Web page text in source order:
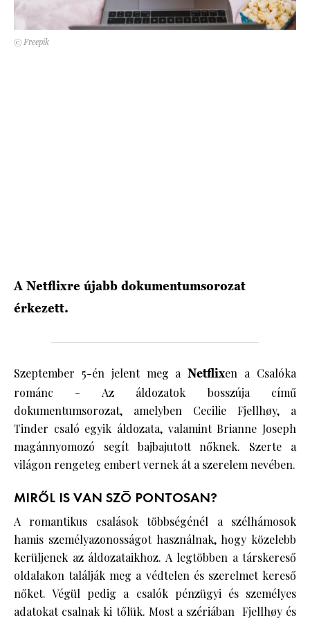
© Freepik
A Netflixre újabb dokumentumsorozat
érkezett.
Szeptember 5-én jelent meg aNetflixen a Csalóka
románc - Az áldozatok bosszúja című
dokumentumsorozat, amelyben Cecilie Fjellhøy, a
Tinder csaló egyik áldozata, valamint Brianne Joseph
magánnyomozó segít bajbajutott nőknek. Szerte a
világon rengeteg embert vernek át a szerelem nevében.
MIRŐL IS VAN SZÓ PONTOSAN?
A romantikus csalások többségénél a szélhámosok
hamis személyazonosságot használnak, hogy közelebb
kerüljenek az áldozataikhoz. A legtöbben a társkereső
oldalakon találják meg a védtelen és szerelmet kereső
nőket. Végül pedig a csalók pénzügyi és személyes
adatokat csalnak ki tőlük. Most a szériában Fjellhøy és